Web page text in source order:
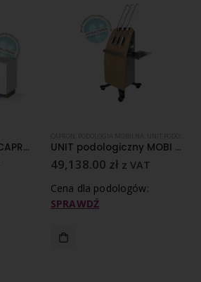
UNIT podologiczny CAPRON PIXEL I UNIT podologiczny MOBI mobilny
49,138.00 zł z VAT
Cena dla podologów:
SPRAWDŹ